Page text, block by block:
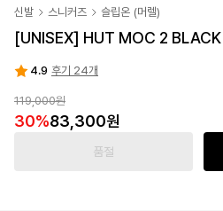
신발 스니커즈 슬립온 (머렐)
[UNISEX] HUT MOC 2 BLACK
4.9 후기 24개
119,000원
30%83,300원
품절